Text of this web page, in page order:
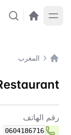
المغرب
اتصل بنا
رقم الهاتف
0604186716